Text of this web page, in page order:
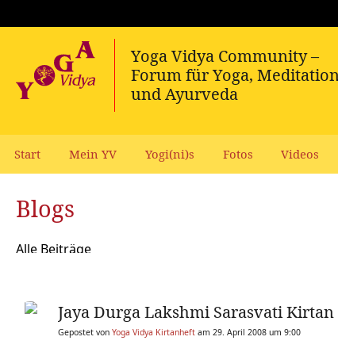
Start Mein YV Yogi(ni)s Fotos Videos
Blogs
Alle Beiträge
Jaya Durga Lakshmi Sarasvati
Gepostet von Yoga Vidya Kirtanheft am 29. April 2008 um 9:00